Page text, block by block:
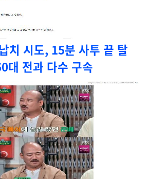
치 시도, 15분 사투 끝 탈
대 전과 다수 구속